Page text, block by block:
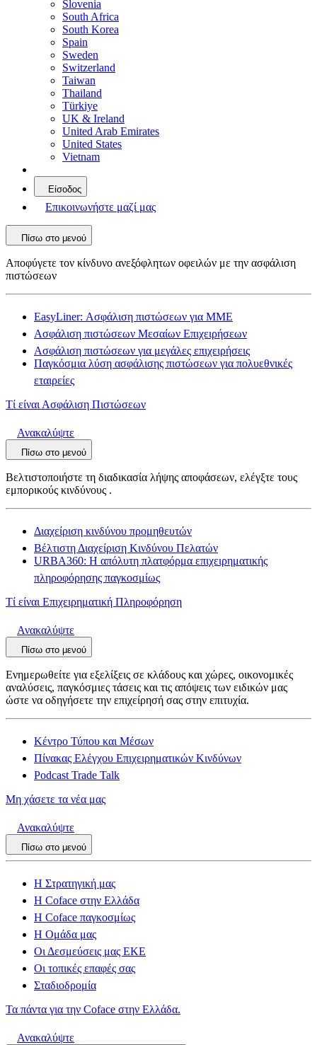
Slovenia
South Africa
South Korea
Spain
Sweden
Switzerland
Taiwan
Thailand
Türkiye
UK & Ireland
United Arab Emirates
United States
Vietnam
Είσοδος
Επικοινωνήστε μαζί μας
Πίσω στο μενού
Αποφύγετε τον κίνδυνο ανεξόφλητων οφειλών με την ασφάλιση
πιστώσεων
EasyLiner: Ασφάλιση πιστώσεων για ΜΜΕ
Ασφάλιση πιστώσεων Μεσαίων Επιχειρήσεων
Ασφάλιση πιστώσεων για μεγάλες επιχειρήσεις
Παγκόσμια λύση ασφάλισης πιστώσεων για πολυεθνικές
εταιρείες
Τί είναι Ασφάλιση Πιστώσεων
Ανακαλύψτε
Πίσω στο μενού
Βελτιστοποιήστε τη διαδικασία λήψης αποφάσεων, ελέγξτε τους
εμπορικούς κινδύνους .
Διαχείριση κινδύνου προμηθευτών
Βέλτιστη Διαχείριση Κινδύνου Πελατών
URBA360: Η απόλυτη πλατφόρμα επιχειρηματικής
πληροφόρησης παγκοσμίως
Τί είναι Επιχειρηματική Πληροφόρηση
Ανακαλύψτε
Πίσω στο μενού
Ενημερωθείτε για εξελίξεις σε κλάδους και χώρες, οικονομικές
αναλύσεις, παγκόσμιες τάσεις και τις απόψεις των ειδικών μας
ώστε να οδηγήσετε την επιχείρησή σας στην επιτυχία.
Κέντρο Τύπου και Μέσων
Πίνακας Ελέγχου Επιχειρηματικών Κινδύνων
Podcast Trade Talk
Μη χάσετε τα νέα μας
Ανακαλύψτε
Πίσω στο μενού
Η Στρατηγική μας
Η Coface στην Ελλάδα
Η Coface παγκοσμίως
Η Ομάδα μας
Οι Δεσμεύσεις μας ΕΚΕ
Οι τοπικές επαφές σας
Σταδιοδρομία
Τα πάντα για την Coface στην Ελλάδα.
Ανακαλύψτε